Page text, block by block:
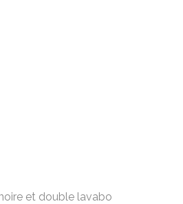
et double lavabo